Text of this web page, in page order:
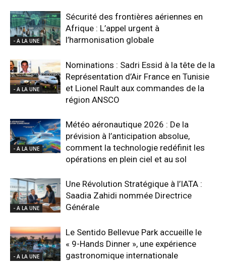
- A LA UNE
Sécurité des frontières aériennes en
Afrique : L’appel urgent à
l’harmonisation globale
- A LA UNE
Nominations : Sadri Essid à la tête de la
Représentation d’Air France en Tunisie
et Lionel Rault aux commandes de la
région ANSCO
- A LA UNE
Météo aéronautique 2026 : De la
prévision à l’anticipation absolue,
comment la technologie redéfinit les
opérations en plein ciel et au sol
- A LA UNE
Une Révolution Stratégique à l’IATA :
Saadia Zahidi nommée Directrice
Générale
- A LA UNE
Le Sentido Bellevue Park accueille le
« 9-Hands Dinner », une expérience
gastronomique internationale